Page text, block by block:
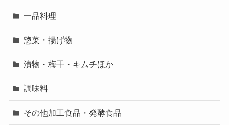
一品料理
惣菜・揚げ物
漬物・梅干・キムチほか
調味料
その他加工食品・発酵食品